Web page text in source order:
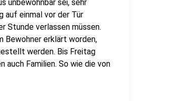
unbewohnbar sei, sehr
auf einmal vor der Tür
Stunde verlassen müssen.
Bewohner erklärt worden,
werden. Bis Freitag
auch Familien. So wie die von